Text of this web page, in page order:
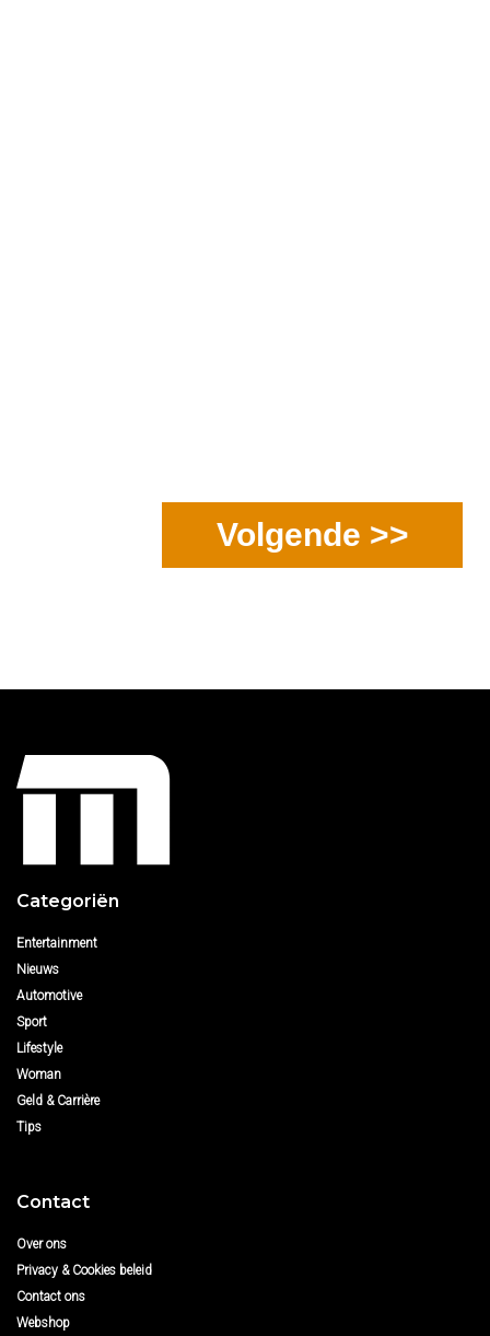
Volgende >>
Categoriën
Entertainment
Nieuws
Automotive
Sport
Lifestyle
Woman
Geld & Carrière
Tips
Contact
Over ons
Privacy & Cookies beleid
Contact ons
Webshop